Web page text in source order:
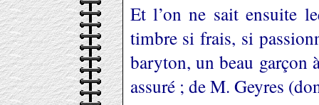
Et l’on ne sait ensuite
timbre si frais, si
baryton, un beau garçon
assuré ; de M. Geyres